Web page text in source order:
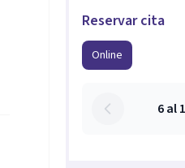
Reservar cita
Online
6 al